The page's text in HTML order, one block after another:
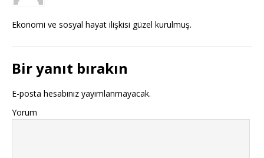
Ekonomi ve sosyal hayat ilişkisi güzel kurulmuş.
Bir yanıt bırakın
E-posta hesabınız yayımlanmayacak.
Yorum